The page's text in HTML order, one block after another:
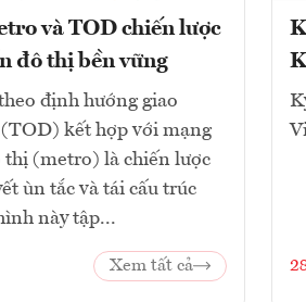
và TOD chiến lược
đô thị bền vững
định hướng giao
kết hợp với mạng
thị (metro) là chiến lược
ùn tắc và tái cấu trúc
này tập...
Xem tất cả